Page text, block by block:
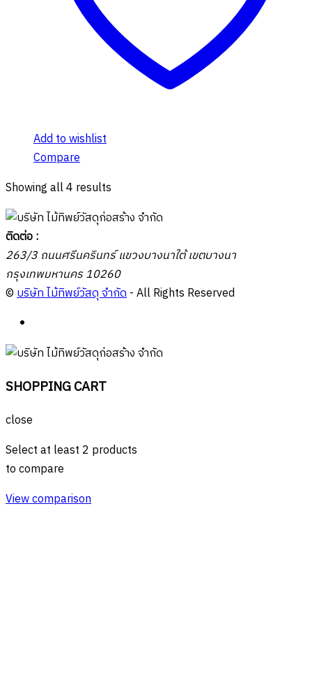
Add to wishlist
Compare
Showing all 4 results
ติดต่อ :
263/3 ถนนศรีนครินทร์ แขวงบางนาใต้ เขตบางนา
กรุงเทพมหานคร 10260
©บริษัท ไม้ทิพย์วัสดุ จำกัด- All Rights Reserved
SHOPPING CART
close
Select at least 2 products
to compare
View comparison